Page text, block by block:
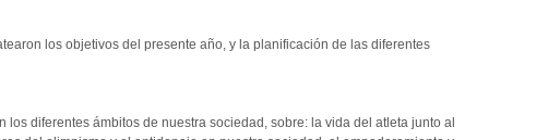
los objetivos del presente año, y la planificación de las diferentes
diferentes ámbitos de nuestra sociedad, sobre: la vida del atleta junto al